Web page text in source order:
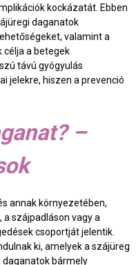
kockázatát. Ebben
daganatok
valamint a
célja a betegek
távú gyógyulás
jelekre, hiszen a prevenció
–
annak környezetében,
a szájpadláson vagy a
csoportját jelentik.
ki, amelyek a szájüreg
daganatok bármely